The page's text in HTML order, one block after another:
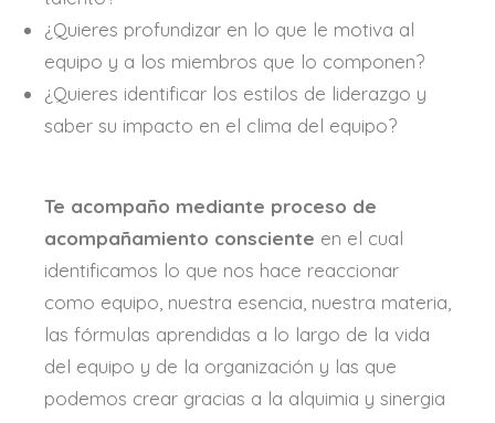
¿Quieres profundizar en lo que le motiva al
equipo y a los miembros que lo componen?
¿Quieres identificar los estilos de liderazgo y
saber su impacto en el clima del equipo?
Te acompaño mediante proceso de
acompañamiento consciente en el cual
identificamos lo que nos hace reaccionar
como equipo, nuestra esencia, nuestra materia,
las fórmulas aprendidas a lo largo de la vida
del equipo y de la organización y las que
podemos crear gracias a la alquimia y sinergia